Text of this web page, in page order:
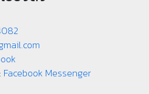
Facebook Messenger